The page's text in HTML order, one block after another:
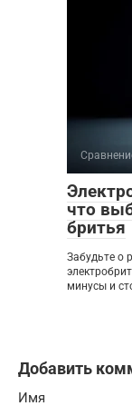
что
бритья
Забудьте о
минусы и
Добавить
Имя